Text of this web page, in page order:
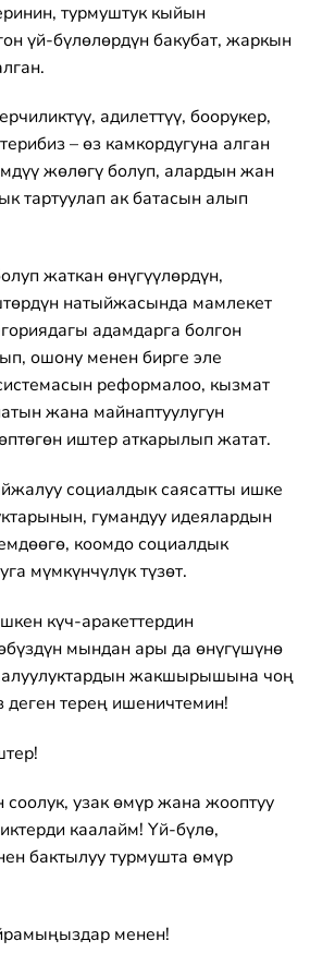
турмуштук кыйын
үй-бүлөлөрдүн бакубат, жаркын
адилеттүү, боорукер,
– өз камкордугуна алган
жөлөгү болуп, алардын жан
тартуулап ак батасын алып
жаткан өнүгүүлөрдүн,
натыйжасында мамлекет
адамдарга болгон
ошону менен бирге эле
реформалоо, кызмат
жана майнаптуулугун
иштер аткарылып жатат.
социалдык саясатты ишке
гумандуу идеялардын
коомдо социалдык
мүмкүнчүлүк түзөт.
күч-аракеттердин
мындан ары да өнүгүшүнө
жакшырышына чоң
терең ишеничтемин!
соолук, узак өмүр жана жооптуу
каалайм! Үй-бүлө,
бактылуу турмушта өмүр
менен!